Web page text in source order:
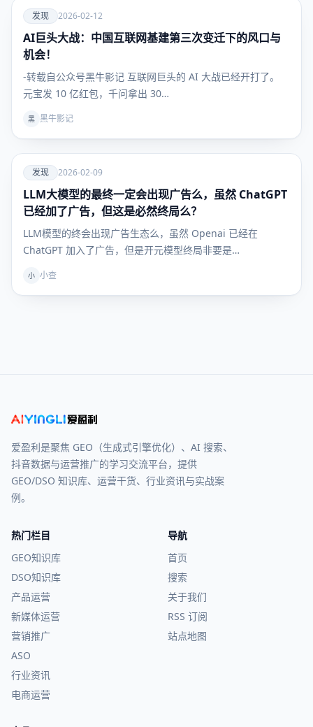
爱
发现
发现 2026-02-12
AI巨头大战：中国互联网基建第三次变迁下的风口与
机会！
-转载自公众号黑牛影记 互联网巨头的 AI 大战已经开打了。
元宝发 10 亿红包，千问拿出 30…
黑 黑牛影记
爱
发现
发现 2026-02-09
LLM大模型的最终一定会出现广告么，虽然 ChatGPT
已经加了广告，但这是必然终局么？
LLM模型的终会出现广告生态么，虽然 Openai 已经在
ChatGPT 加入了广告，但是开元模型终局非要是…
小 小查
爱盈利是聚焦 GEO（生成式引擎优化）、AI 搜索、
抖音数据与运营推广的学习交流平台，提供
GEO/DSO 知识库、运营干货、行业资讯与实战案
例。
热门栏目
GEO知识库
DSO知识库
产品运营
新媒体运营
营销推广
ASO
行业资讯
电商运营
导航
首页
搜索
关于我们
RSS 订阅
站点地图